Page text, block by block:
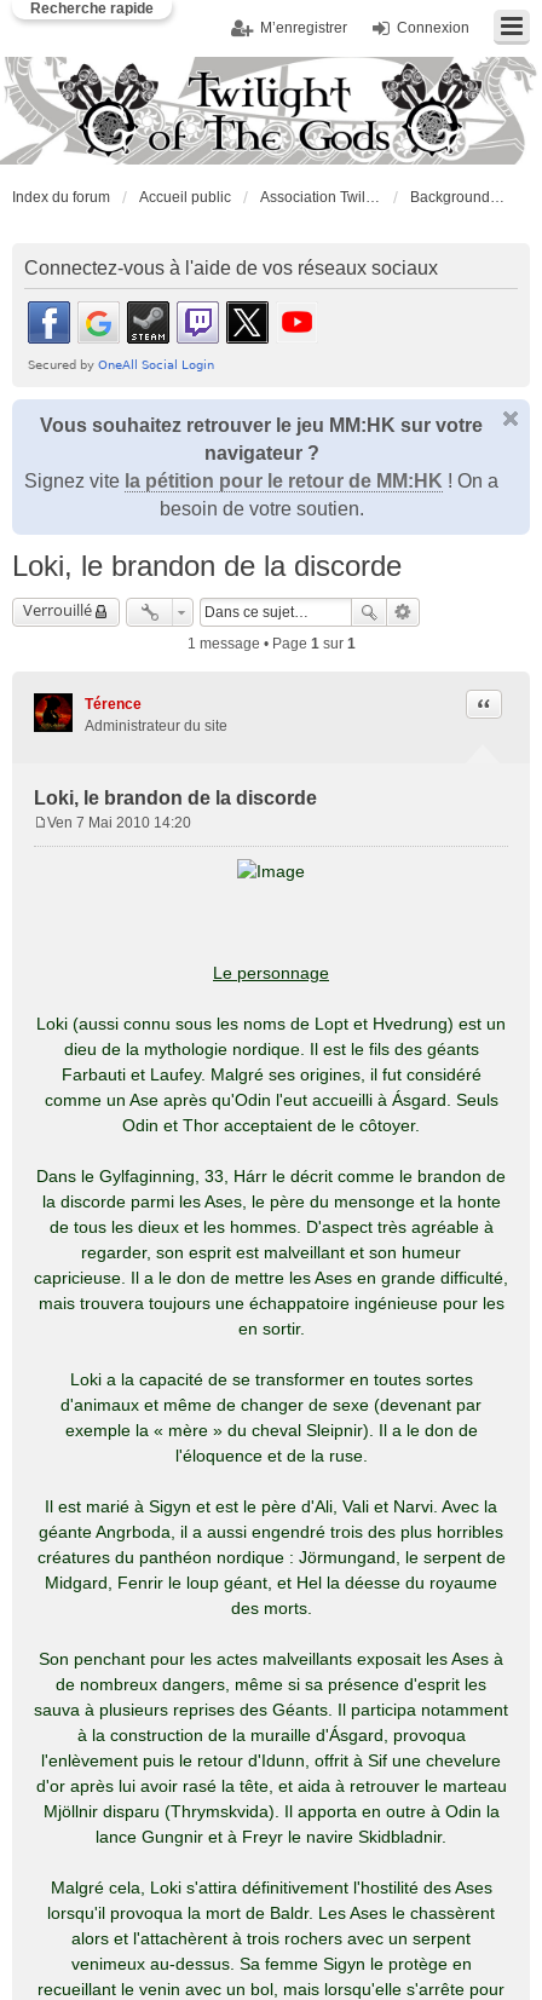
Connexion
M’enregistrer
Recherche rapide
Index du forum Accueil public Association Twilight of the Gods Background RolePlay
Connectez-vous à l'aide de vos réseaux sociaux
Vous souhaitez retrouver le jeu MM:HK sur votre
navigateur ?
Signez vite la pétition pour le retour de MM:HK ! On a
besoin de votre soutien.
Loki, le brandon de la discorde
Verrouillé
1 message • Page 1sur 1
Térence
Administrateur du site
Loki, le brandon de la discorde
Citation
Ven 7 Mai 2010 14:20
Le personnage
Loki (aussi connu sous les noms de Lopt et Hvedrung) est un
dieu de la mythologie nordique. Il est le fils des géants
Farbauti et Laufey. Malgré ses origines, il fut considéré
comme un Ase après qu'Odin l'eut accueilli à Ásgard. Seuls
Odin et Thor acceptaient de le côtoyer.
Dans le Gylfaginning, 33, Hárr le décrit comme le brandon de
la discorde parmi les Ases, le père du mensonge et la honte
de tous les dieux et les hommes. D'aspect très agréable à
regarder, son esprit est malveillant et son humeur
capricieuse. Il a le don de mettre les Ases en grande difficulté,
mais trouvera toujours une échappatoire ingénieuse pour les
en sortir.
Loki a la capacité de se transformer en toutes sortes
d'animaux et même de changer de sexe (devenant par
exemple la « mère » du cheval Sleipnir). Il a le don de
l'éloquence et de la ruse.
Il est marié à Sigyn et est le père d'Ali, Vali et Narvi. Avec la
géante Angrboda, il a aussi engendré trois des plus horribles
créatures du panthéon nordique : Jörmungand, le serpent de
Midgard, Fenrir le loup géant, et Hel la déesse du royaume
des morts.
Son penchant pour les actes malveillants exposait les Ases à
de nombreux dangers, même si sa présence d'esprit les
sauva à plusieurs reprises des Géants. Il participa notamment
à la construction de la muraille d'Ásgard, provoqua
l'enlèvement puis le retour d'Idunn, offrit à Sif une chevelure
d'or après lui avoir rasé la tête, et aida à retrouver le marteau
Mjöllnir disparu (Thrymskvida). Il apporta en outre à Odin la
lance Gungnir et à Freyr le navire Skidbladnir.
Malgré cela, Loki s'attira définitivement l'hostilité des Ases
lorsqu'il provoqua la mort de Baldr. Les Ases le chassèrent
alors et l'attachèrent à trois rochers avec un serpent
venimeux au-dessus. Sa femme Sigyn le protège en
recueillant le venin avec un bol, mais lorsqu'elle s'arrête pour